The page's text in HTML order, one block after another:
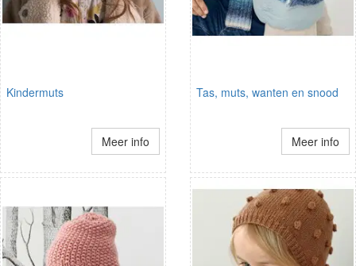
Kindermuts
Meer info
Tas, muts, wanten en snood
Meer info